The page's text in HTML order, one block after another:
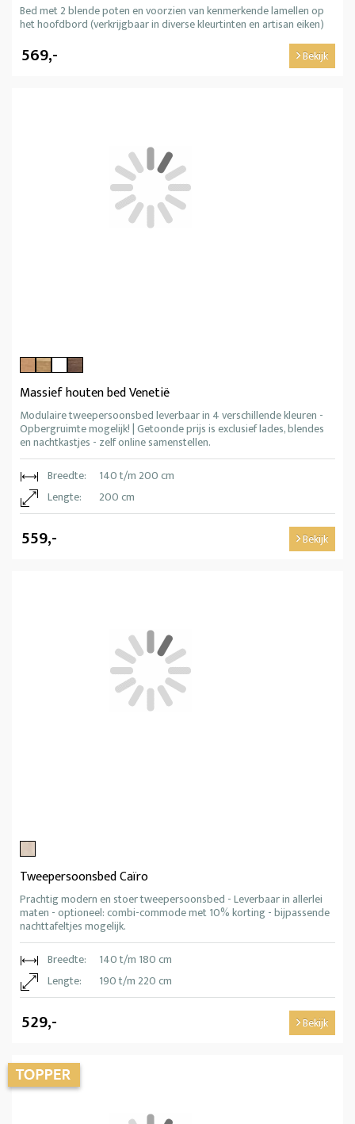
Bed met 2 blende poten en voorzien van kenmerkende lamellen op
het hoofdbord (verkrijgbaar in diverse kleurtinten en artisan eiken)
569,- Bekijk
Massief houten bed Venetië
Modulaire tweepersoonsbed leverbaar in 4 verschillende kleuren -
Opbergruimte mogelijk! | Getoonde prijs is exclusief lades, blendes
en nachtkastjes - zelf online samenstellen.
Breedte:
140 t/m 200 cm
Lengte:
200 cm
559,- Bekijk
Tweepersoonsbed Caïro
Prachtig modern en stoer tweepersoonsbed - Leverbaar in allerlei
maten - optioneel: combi-commode met 10% korting - bijpassende
nachttafeltjes mogelijk.
Breedte:
140 t/m 180 cm
Lengte:
190 t/m 220 cm
529,- Bekijk